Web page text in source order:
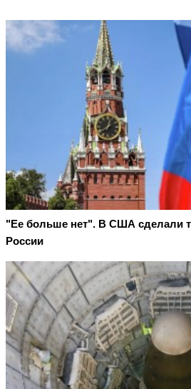
"Ее больше нет". В США сделали
России